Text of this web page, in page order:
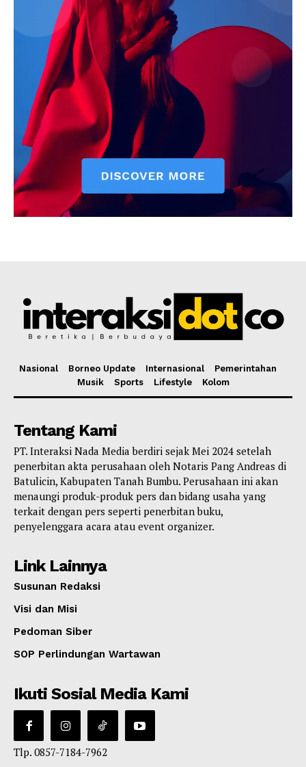
Nasional Borneo Update Internasional
Pemerintahan
Musik
Sports Lifestyle Kolom
Tentang Kami
PT. Interaksi Nada Media berdiri sejak Mei 2024 setelah
penerbitan akta perusahaan oleh Notaris Pang Andreas di
Batulicin, Kabupaten Tanah Bumbu. Perusahaan ini akan
menaungi produk-produk pers dan bidang usaha yang
terkait dengan pers seperti penerbitan buku,
penyelenggara acara atau event organizer.
Link Lainnya
Susunan Redaksi
Visi dan Misi
Pedoman Siber
SOP Perlindungan Wartawan
Ikuti Sosial Media Kami
Tlp. 0857-7184-7962